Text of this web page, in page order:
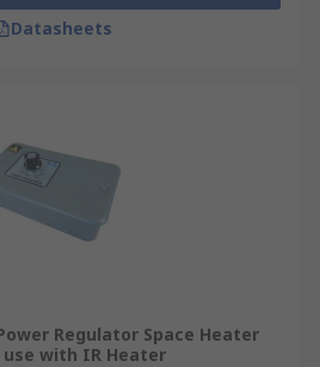
Datasheets
Regulator Space Heater
with IR Heater